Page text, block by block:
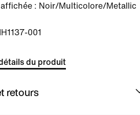
: Noir/Multicolore/Metallic
IH1137-001
du produit
retours